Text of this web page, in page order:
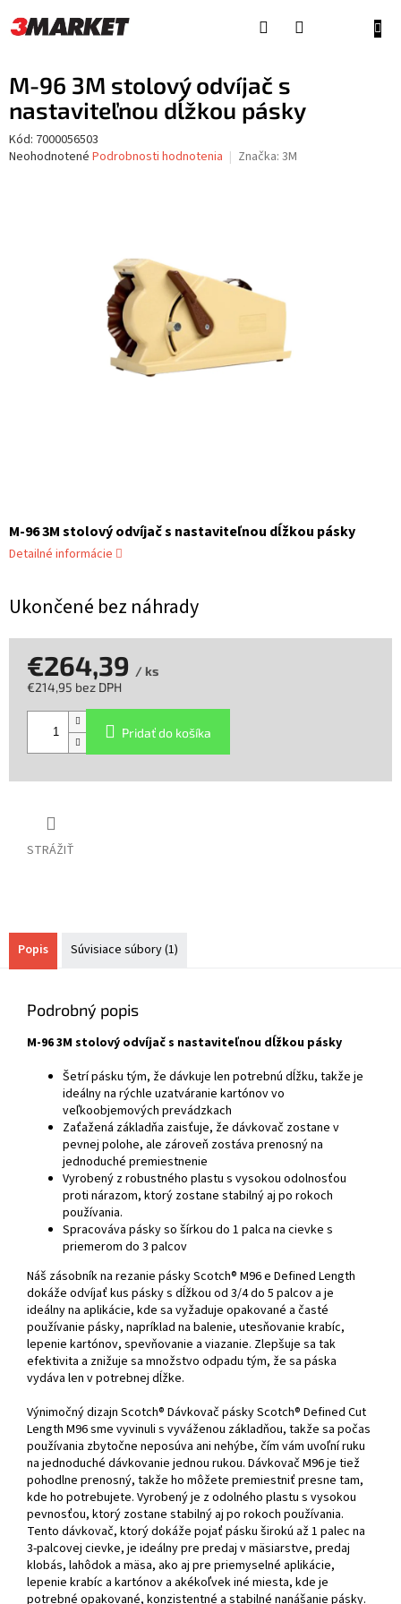
na
obsah
M-96 3M stolový odvíjač s
nastaviteľnou dĺžkou pásky
Kód: 7000056503
Priemerné
Neohodnotené Podrobnosti hodnotenia Značka: 3M
Ukončené bez náhrady
M-96 3M stolový odvíjač s nastaviteľnou dĺžkou pásky
Detailné informácie
STRÁŽIŤ
€264,39 / ks
€214,95 bez DPH
Pridať do košíka
Popis Súvisiace súbory (1)
Podrobný popis
M-96 3M stolový odvíjač s nastaviteľnou dĺžkou pásky
Šetrí pásku tým, že dávkuje len potrebnú dĺžku, takže je
ideálny na rýchle uzatváranie kartónov vo
veľkoobjemových prevádzkach
Zaťažená základňa zaisťuje, že dávkovač zostane v
pevnej polohe, ale zároveň zostáva prenosný na
jednoduché premiestnenie
Vyrobený z robustného plastu s vysokou odolnosťou
proti nárazom, ktorý zostane stabilný aj po rokoch
používania.
Spracováva pásky so šírkou do 1 palca na cievke s
priemerom do 3 palcov
Náš zásobník na rezanie pásky Scotch® M96 e Defined Length
dokáže odvíjať kus pásky s dĺžkou od 3/4 do 5 palcov a je
ideálny na aplikácie, kde sa vyžaduje opakované a časté
používanie pásky, napríklad na balenie, utesňovanie krabíc,
lepenie kartónov, spevňovanie a viazanie. Zlepšuje sa tak
efektivita a znižuje sa množstvo odpadu tým, že sa páska
vydáva len v potrebnej dĺžke.
Výnimočný dizajn Scotch® Dávkovač pásky Scotch® Defined Cut
Length M96 sme vyvinuli s vyváženou základňou, takže sa počas
používania zbytočne neposúva ani nehýbe, čím vám uvoľní ruku
na jednoduché dávkovanie jednou rukou. Dávkovač M96 je tiež
pohodlne prenosný, takže ho môžete premiestniť presne tam,
kde ho potrebujete. Vyrobený je z odolného plastu s vysokou
pevnosťou, ktorý zostane stabilný aj po rokoch používania.
Tento dávkovač, ktorý dokáže pojať pásku širokú až 1 palec na
3-palcovej cievke, je ideálny pre predaj v mäsiarstve, predaj
klobás, lahôdok a mäsa, ako aj pre priemyselné aplikácie,
lepenie krabíc a kartónov a akékoľvek iné miesta, kde je
potrebné opakované, konzistentné a stabilné nanášanie pásky.